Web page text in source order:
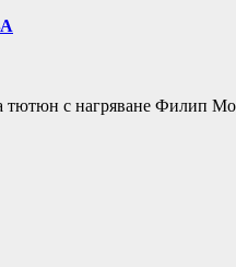
с нагряване Филип